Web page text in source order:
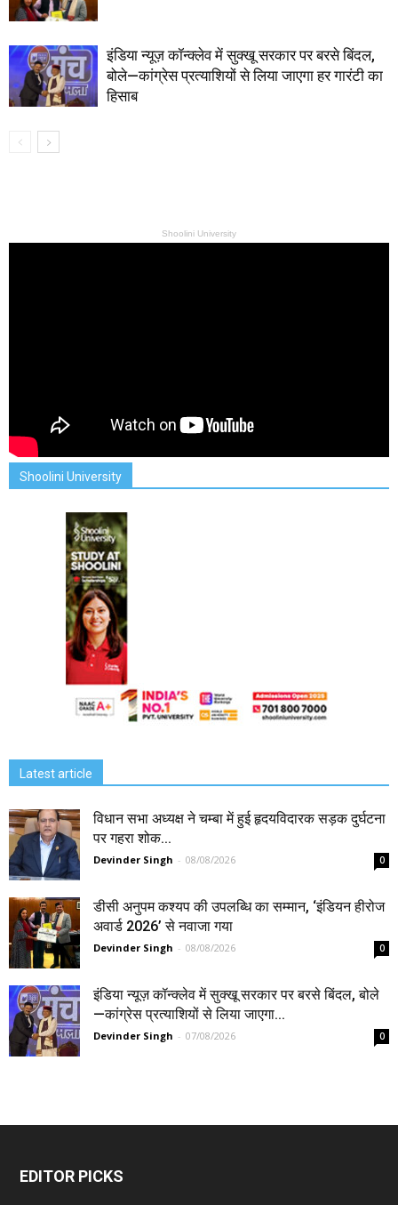
इंडिया न्यूज़ कॉन्क्लेव में सुक्खू सरकार पर बरसे बिंदल,
बोले—कांग्रेस प्रत्याशियों से लिया जाएगा हर गारंटी का
हिसाब
Shoolini University
Shoolini University
Latest article
विधान सभा अध्यक्ष ने चम्बा में हुई हृदयविदारक सड़क दुर्घटना
पर गहरा शोक...
Devinder Singh - 08/08/2026 0
डीसी अनुपम कश्यप की उपलब्धि का सम्मान, ‘इंडियन हीरोज
अवार्ड 2026’ से नवाजा गया
Devinder Singh - 08/08/2026 0
इंडिया न्यूज़ कॉन्क्लेव में सुक्खू सरकार पर बरसे बिंदल, बोले
—कांग्रेस प्रत्याशियों से लिया जाएगा...
Devinder Singh - 07/08/2026 0
EDITOR PICKS